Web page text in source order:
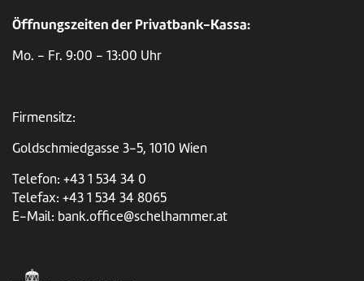
Öffnungszeiten der Privatbank-Kassa:
Mo. - Fr. 9:00 - 13:00 Uhr
Firmensitz:
Goldschmiedgasse 3-5, 1010 Wien
Telefon: +43 1 534 34 0
Telefax: +43 1 534 34 8065
E-Mail: bank.office@schelhammer.at